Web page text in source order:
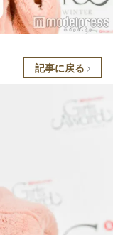
記事に戻る